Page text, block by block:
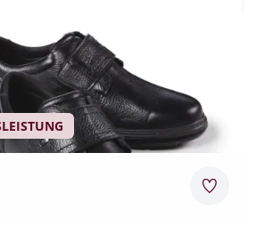
wasserdicht
Shockabsorber
Wechselfußbett
12.
H.